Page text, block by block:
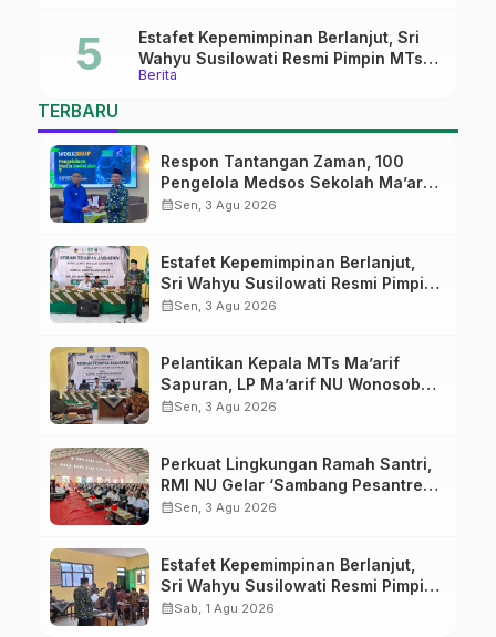
Berita
Estafet Kepemimpinan Berlanjut, Sri
Wahyu Susilowati Resmi Pimpin MTs
Ma’arif Sapuran
TERBARU
Respon Tantangan Zaman, 100
Pengelola Medsos Sekolah Ma’arif
Pekalongan Ikuti Pelatihan Literasi
calendar_monthSen, 3 Agu 2026
Estafet Kepemimpinan Berlanjut,
Sri Wahyu Susilowati Resmi Pimpin
MTs Ma’arif Sapuran
calendar_monthSen, 3 Agu 2026
Pelantikan Kepala MTs Ma’arif
Sapuran, LP Ma’arif NU Wonosobo
Tekankan Lima Amanah
calendar_monthSen, 3 Agu 2026
Perkuat Lingkungan Ramah Santri,
RMI NU Gelar ‘Sambang Pesantren’
di Pati
calendar_monthSen, 3 Agu 2026
Estafet Kepemimpinan Berlanjut,
Sri Wahyu Susilowati Resmi Pimpin
MTs Ma’arif Sapuran
calendar_monthSab, 1 Agu 2026